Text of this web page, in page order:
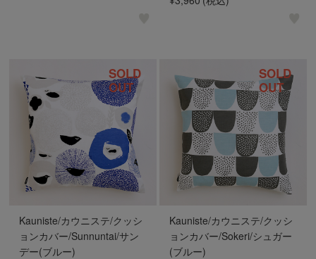
Kauniste/カウニステ/クッシ
ョンカバー/Sunnuntai/サン
デー(ブルー)
SOLD
OUT
Kauniste/カウニステ/クッシ
ョンカバー/Sokeri/シュガー
(ブルー)
SOLD
OUT